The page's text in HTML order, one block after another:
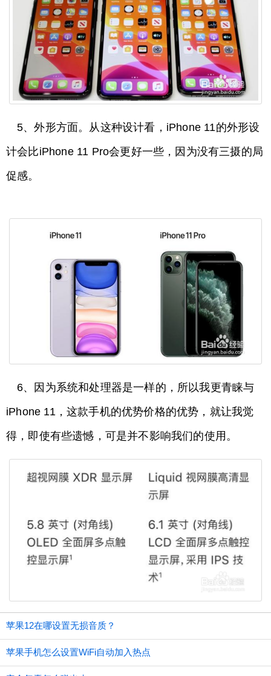
5、外形方面。从这种设计看，iPhone 11的外形设
计会比iPhone 11 Pro会更好一些，因为没有三摄的局
促感。
6、因为系统和处理器是一样的，所以我更青睐与
iPhone 11，这款手机的优势价格的优势，就让我觉
得，即使有些遗憾，可是并不影响我们的使用。
苹果12在哪设置无损音质？
苹果手机怎么设置WiFi自动加入热点